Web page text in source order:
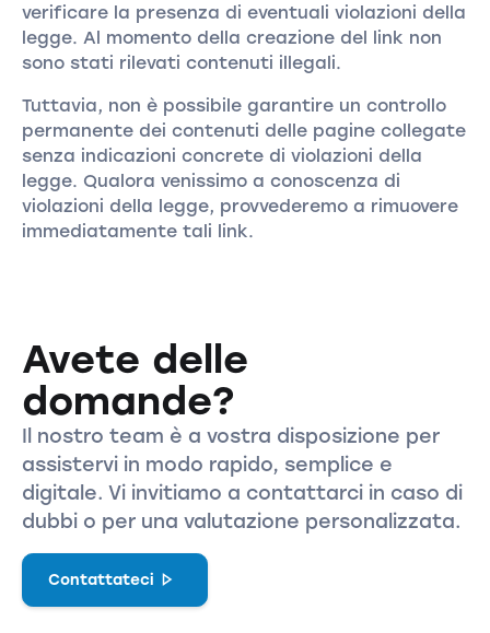
verificare la presenza di eventuali violazioni della
legge. Al momento della creazione del link non
sono stati rilevati contenuti illegali.
Tuttavia, non è possibile garantire un controllo
permanente dei contenuti delle pagine collegate
senza indicazioni concrete di violazioni della
legge. Qualora venissimo a conoscenza di
violazioni della legge, provvederemo a rimuovere
immediatamente tali link.
Avete delle
domande?
Il nostro team è a vostra disposizione per
assistervi in modo rapido, semplice e
digitale. Vi invitiamo a contattarci in caso di
dubbi o per una valutazione personalizzata.
Contattateci